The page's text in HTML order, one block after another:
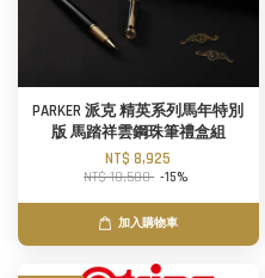
PARKER 派克 精英系列馬年特別
版 馬踏祥雲鋼珠筆禮盒組
NT$ 8,925
NT$ 10,500 -15%
加入購物車